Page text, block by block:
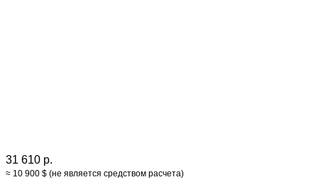
31 610 р.
≈ 10 900 $ (не является средством расчета)